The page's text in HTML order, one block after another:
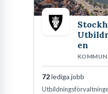
en
KOMMUN
72lediga jobb